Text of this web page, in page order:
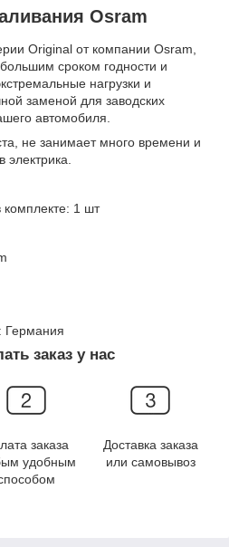
Osram
Original от компании Osram,
сроком годности и
нагрузки и
заменой для заводских
автомобиля.
не занимает много времени и
комплекте: 1 шт
Германия
заказ у нас
заказа
удобным
Доставка заказа
или самовывоз